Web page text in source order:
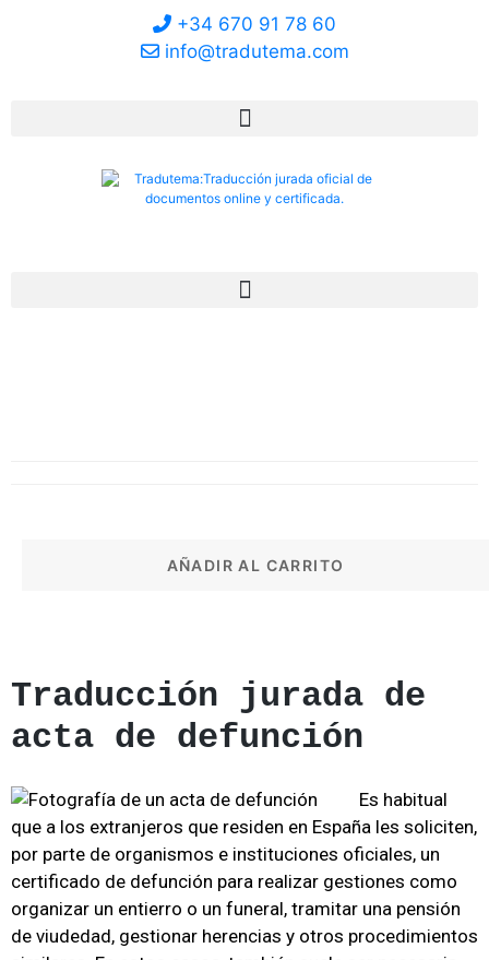
+34 670 91 78 60
info@tradutema.com
AÑADIR AL CARRITO
Traducción jurada de
acta de defunción
Es habitual
que a los extranjeros que residen en España les soliciten,
por parte de organismos e instituciones oficiales, un
certificado de defunción para realizar gestiones como
organizar un entierro o un funeral, tramitar una pensión
de viudedad, gestionar herencias y otros procedimientos